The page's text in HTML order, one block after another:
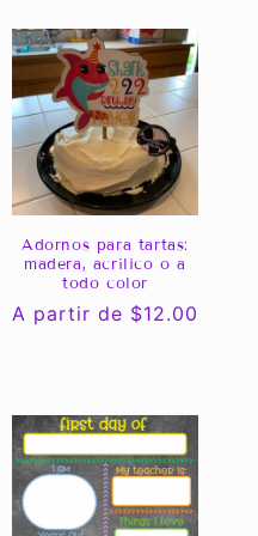
Adornos para tartas:
madera, acrílico o a
todo color
Precio
A partir de $12.00